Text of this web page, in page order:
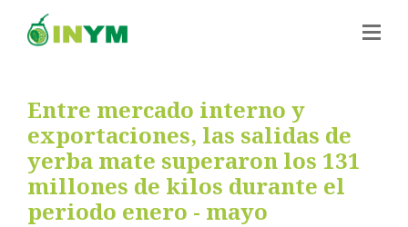
Entre mercado interno y
exportaciones, las salidas de
yerba mate superaron los 131
millones de kilos durante el
periodo enero - mayo